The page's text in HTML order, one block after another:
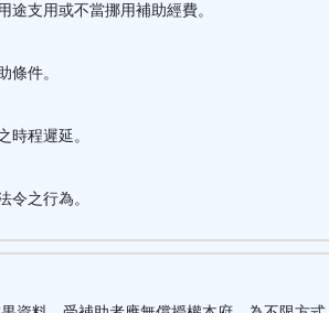
支用或不當挪用補助經費。
件。
程遲延。
之行為。